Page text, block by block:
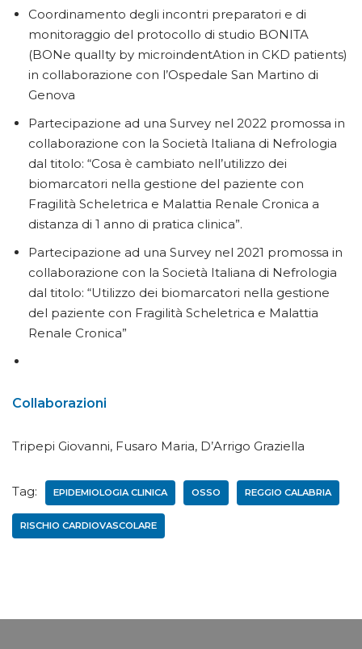
Coordinamento degli incontri preparatori e di
monitoraggio del protocollo di studio BONITA
(BONe qualIty by microindentAtion in CKD patients)
in collaborazione con l’Ospedale San Martino di
Genova
Partecipazione ad una Survey nel 2022 promossa in
collaborazione con la Società Italiana di Nefrologia
dal titolo: “Cosa è cambiato nell’utilizzo dei
biomarcatori nella gestione del paziente con
Fragilità Scheletrica e Malattia Renale Cronica a
distanza di 1 anno di pratica clinica”.
Partecipazione ad una Survey nel 2021 promossa in
collaborazione con la Società Italiana di Nefrologia
dal titolo: “Utilizzo dei biomarcatori nella gestione
del paziente con Fragilità Scheletrica e Malattia
Renale Cronica”
Collaborazioni
Tripepi Giovanni, Fusaro Maria, D’Arrigo Graziella
Tag: EPIDEMIOLOGIA CLINICA OSSO REGGIO CALABRIA
RISCHIO CARDIOVASCOLARE